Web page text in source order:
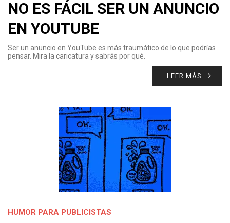
NO ES FÁCIL SER UN ANUNCIO
EN YOUTUBE
Ser un anuncio en YouTube es más traumático de lo que podrías
pensar. Mira la caricatura y sabrás por qué.
LEER MÁS
HUMOR PARA PUBLICISTAS